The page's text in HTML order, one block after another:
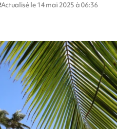
Actualisé le 14 mai 2025 à 06:36